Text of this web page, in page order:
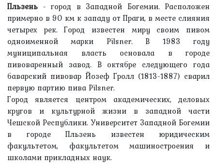
Пльзень - город в Западной Богемии. Расположен
примерно в 90 км к западу от Праги, в месте слияния
четырех рек. Город известен миру своим пивом
одноименной марки Pilsner. В 1983 году
муниципальная власть основала в городе
пивоваренный завод. В октябре следующего года
баварский пивовар Йозеф Гролл (1813-1887) сварил
первую партию пива Pilsner.
Город является центром академических, деловых
кругов и культурной жизни в западной части
Чешской Республики. Университет Западной Богемии
в городе Пльзень известен юридическим
факультетом, факультетом машиностроения и
школами прикладных наук.